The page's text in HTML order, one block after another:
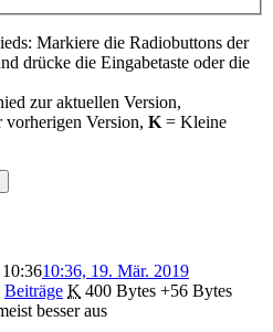
Markiere die Radiobuttons der
drücke die Eingabetaste oder die
zur aktuellen Version,
Version, K = Kleine
10:3610:36, 19. Mär. 2019
Beiträge K 400 Bytes +56 Bytes
besser aus